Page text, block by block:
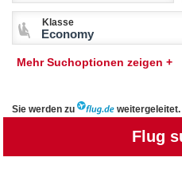
Klasse
Economy
Mehr Suchoptionen zeigen +
Sie werden zu weitergeleitet.
Flug